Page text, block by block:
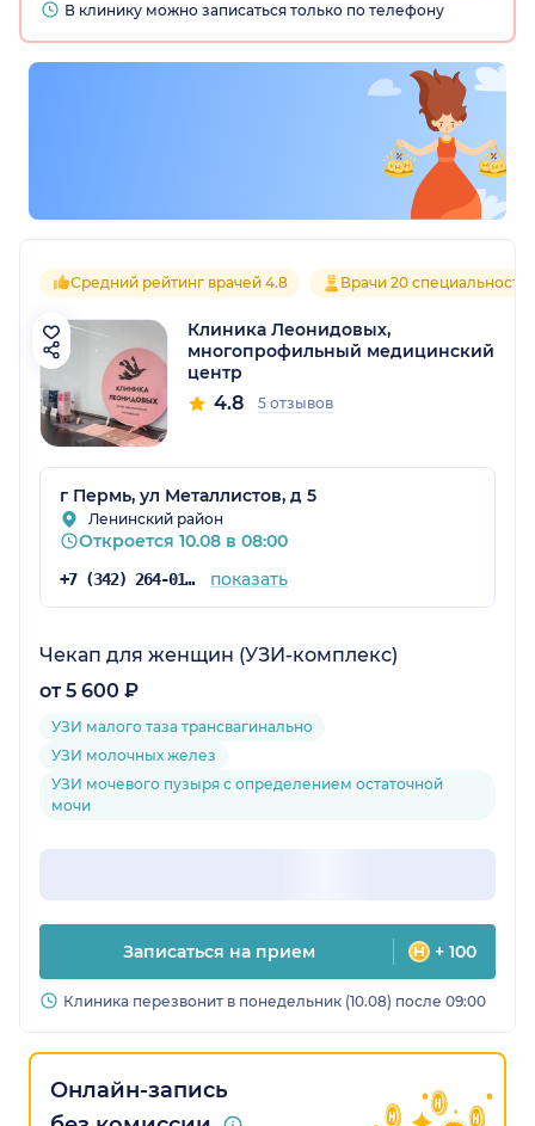
В клинику можно записаться только по телефону
Средний рейтинг врачей 4.8 Врачи 20
Клиника Леонидовых,
многопрофильный медицинский
центр
4.8 5 отзывов
г Пермь, ул Металлистов, д 5
Ленинский район
Откроется 10.08 в 08:00
+7 (342) 264-01-53 показать
Чекап для женщин (УЗИ-комплекс)
от 5 600 ₽
УЗИ малого таза трансвагинально
УЗИ молочных желез
УЗИ мочевого пузыря с определением остаточной
мочи
Записаться на прием + 100
Клиника перезвонит в понедельник (10.08) после 09:00
Онлайн-запись